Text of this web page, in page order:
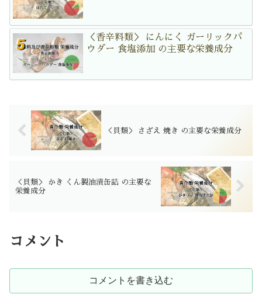
＜香辛料類＞ にんにく ガーリックパ
ウダー 食塩添加 の主要な栄養成分
＜貝類＞ さざえ 焼き の主要な栄養成分
＜貝類＞ かき くん製油漬缶詰 の主要な
栄養成分
コメント
コメントを書き込む